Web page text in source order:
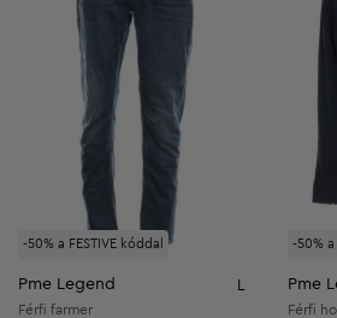
-50% a FESTIVE kóddal
Pme Legend L
Férfi farmer
-50% a
Pme
Férfi